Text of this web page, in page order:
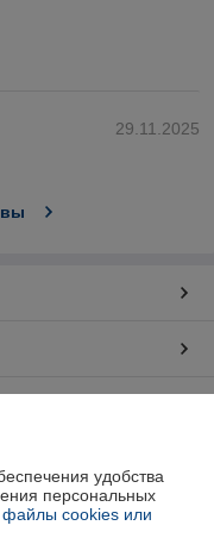
29.11.2025
удобства
персональных
файлы cookies или